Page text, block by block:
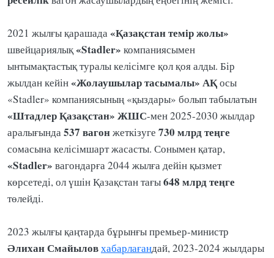
2021 жылғы қарашада«Қазақстан темір жолы»
швейцариялық«Stadler» компаниясымен
ынтымақтастық туралы келісімге қол қоя алды. Бір
жылдан кейін«Жолаушылар тасымалы» АҚосы
«Stadler» компаниясының «қыздары» болып табылатын
«Штадлер Қазақстан» ЖШС-мен 2025-2030 жылдар
аралығында537 вагонжеткізуге 730 млрд теңге
сомасына келісімшарт жасасты. Сонымен қатар,
«Stadler» вагондарға 2044 жылға дейін қызмет
көрсетеді, ол үшін Қазақстан тағы648 млрд теңге
төлейді.
2023 жылғы қаңтарда бұрынғы премьер-министр
ӘлиханСмайыловхабарлағандай, 2023-2024 жылдары